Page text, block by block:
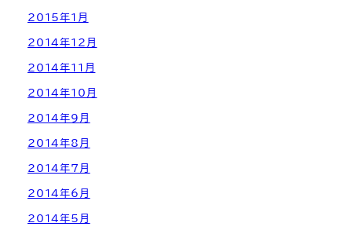
2015年1月
2014年12月
2014年11月
2014年10月
2014年9月
2014年8月
2014年7月
2014年6月
2014年5月